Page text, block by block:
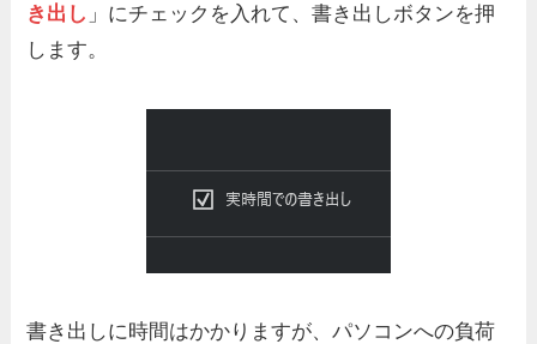
き出し 」にチェックを入れて、書き出しボタンを押
します。
書き出しに時間はかかりますが、パソコンへの負荷